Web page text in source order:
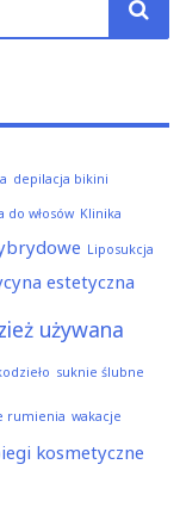
depilacja bikini
do włosów Klinika
Liposukcja
estetyczna
używana
suknie ślubne
rumienia wakacje
kosmetyczne